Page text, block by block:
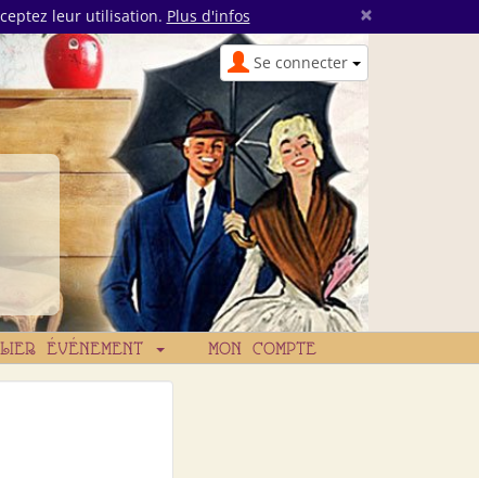
leur utilisation. Plus d'infos ×
Se connecter
ÉVÉNEMENT MON COMPTE